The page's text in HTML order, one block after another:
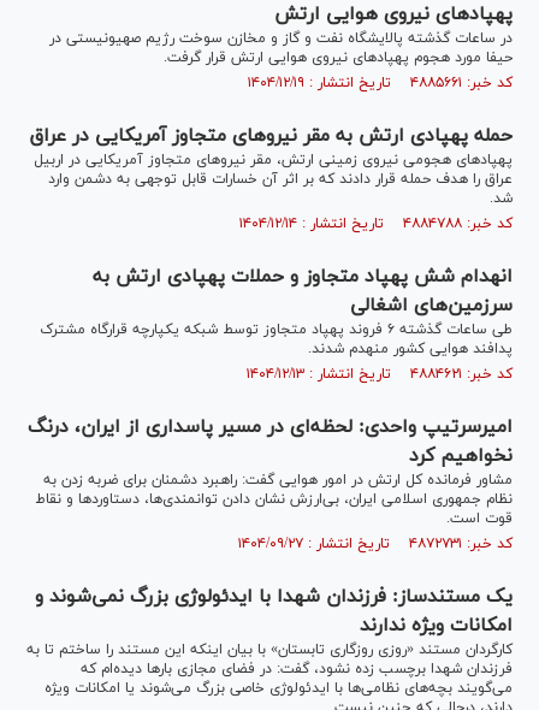
پهپاد‌های نیروی هوایی ارتش
در ساعات گذشته پالایشگاه نفت و گاز و مخازن سوخت رژیم صهیونیستی در
حیفا مورد هجوم پهپاد‌های نیروی هوایی ارتش قرار گرفت.
کد خبر: ۴۸۸۵۶۶۱ تاریخ انتشار : ۱۴۰۴/۱۲/۱۹
حمله پهپادی ارتش به مقر نیرو‌های متجاوز آمریکایی در عراق
پهپادهای هجومی نیروی زمینی ارتش، مقر نیروهای متجاوز آمریکایی در اربیل
عراق را هدف حمله قرار دادند که بر اثر آن خسارات قابل توجهی به دشمن وارد
شد.
کد خبر: ۴۸۸۴۷۸۸ تاریخ انتشار : ۱۴۰۴/۱۲/۱۴
انهدام شش پهپاد متجاوز و حملات پهپادی ارتش به
سرزمین‌های اشغالی
طی ساعات گذشته ۶ فروند پهپاد متجاوز توسط شبکه یکپارچه قرارگاه مشترک
پدافند هوایی کشور منهدم شدند.
کد خبر: ۴۸۸۴۶۲۱ تاریخ انتشار : ۱۴۰۴/۱۲/۱۳
امیرسرتیپ واحدی: لحظه‌ای در مسیر پاسداری از ایران، درنگ
نخواهیم کرد
مشاور فرمانده کل ارتش در امور هوایی گفت: راهبرد دشمنان برای ضربه زدن به
نظام جمهوری اسلامی ایران، بی‌ارزش نشان دادن توانمندی‌ها، دستاورد‌ها و نقاط
قوت است.
کد خبر: ۴۸۷۲۷۳۱ تاریخ انتشار : ۱۴۰۴/۰۹/۲۷
یک مستندساز: فرزندان شهدا با ایدئولوژی بزرگ نمی‌شوند و
امکانات ویژه ندارند
کارگردان مستند «روزی روزگاری تابستان» با بیان اینکه این مستند را ساختم تا به
فرزندان شهدا برچسب زده نشود، گفت: در فضای مجازی بار‌ها دیده‌ام که
می‌گویند بچه‌های نظامی‌ها با ایدئولوژی خاصی بزرگ می‌شوند یا امکانات ویژه